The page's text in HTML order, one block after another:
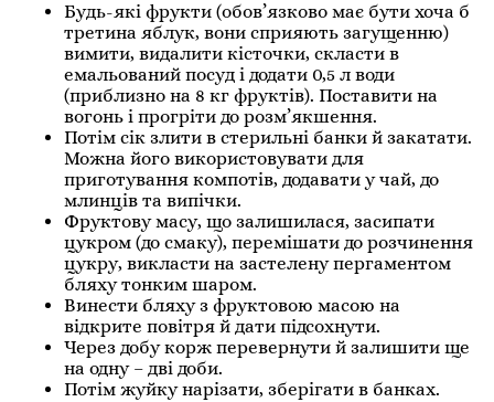
Будь-які фрукти (обов’язково має бути хоча б
третина яблук, вони сприяють загущенню)
вимити, видалити кісточки, скласти в
емальований посуд і додати 0,5 л води
(приблизно на 8 кг фруктів). Поставити на
вогонь і прогріти до розм’якшення.
Потім сік злити в стерильні банки й закатати.
Можна його використовувати для
приготування компотів, додавати у чай, до
млинців та випічки.
Фруктову масу, що залишилася, засипати
цукром (до смаку), перемішати до розчинення
цукру, викласти на застелену пергаментом
бляху тонким шаром.
Винести бляху з фруктовою масою на
відкрите повітря й дати підсохнути.
Через добу корж перевернути й залишити ще
на одну – дві доби.
Потім жуйку нарізати, зберігати в банках.